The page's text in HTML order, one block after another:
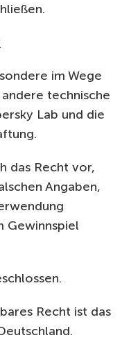
im Wege
technische
Lab und die
das Recht vor,
Angaben,
Gewinnspiel
Recht ist das